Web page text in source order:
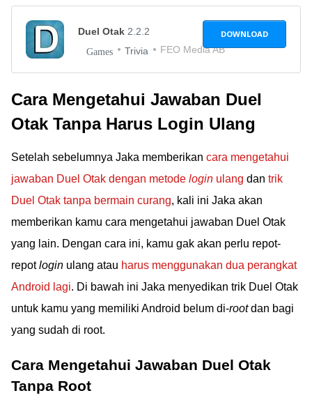
Duel Otak 2.2.2
Games Trivia FEO Media AB
DOWNLOAD
Cara Mengetahui Jawaban Duel
Otak Tanpa Harus Login Ulang
Setelah sebelumnya Jaka memberikan cara mengetahui
jawaban Duel Otak dengan metode login ulang dan trik
Duel Otak tanpa bermain curang, kali ini Jaka akan
memberikan kamu cara mengetahui jawaban Duel Otak
yang lain. Dengan cara ini, kamu gak akan perlu repot-
repotlogin ulang atau harus menggunakan dua perangkat
Android lagi. Di bawah ini Jaka menyedikan trik Duel Otak
untuk kamu yang memiliki Android belum di-rootdan bagi
yang sudah di root.
Cara Mengetahui Jawaban Duel Otak
Tanpa Root